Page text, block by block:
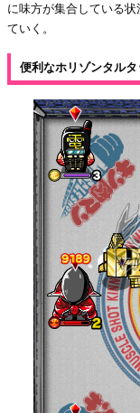
に味方が集合している
ていく。
便利なホリゾンタルタ